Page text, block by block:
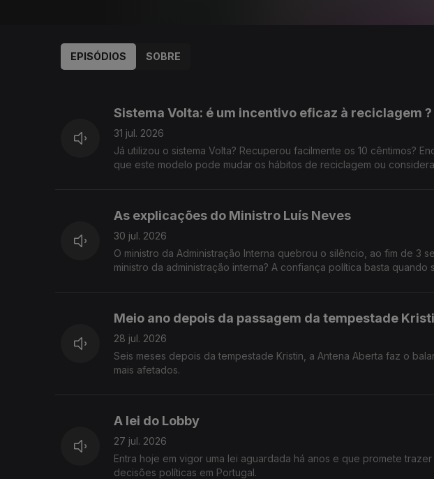
EPISÓDIOS SOBRE
Sistema Volta: é um incentivo eficaz à reciclagem ?
31 jul. 2026
Já utilizou o sistema Volta? Recuperou facilmente os 10 cêntimos?
que este modelo pode mudar os hábitos de reciclagem ou
As explicações do Ministro Luís Neves
30 jul. 2026
O ministro da Administração Interna quebrou o silêncio, ao fim de 3
ministro da administração interna? A confiança política basta
Meio ano depois da passagem da tempestade
28 jul. 2026
Seis meses depois da tempestade Kristin, a Antena Aberta faz o
mais afetados.
A lei do Lobby
27 jul. 2026
Entra hoje em vigor uma lei aguardada há anos e que promete
decisões políticas em Portugal.